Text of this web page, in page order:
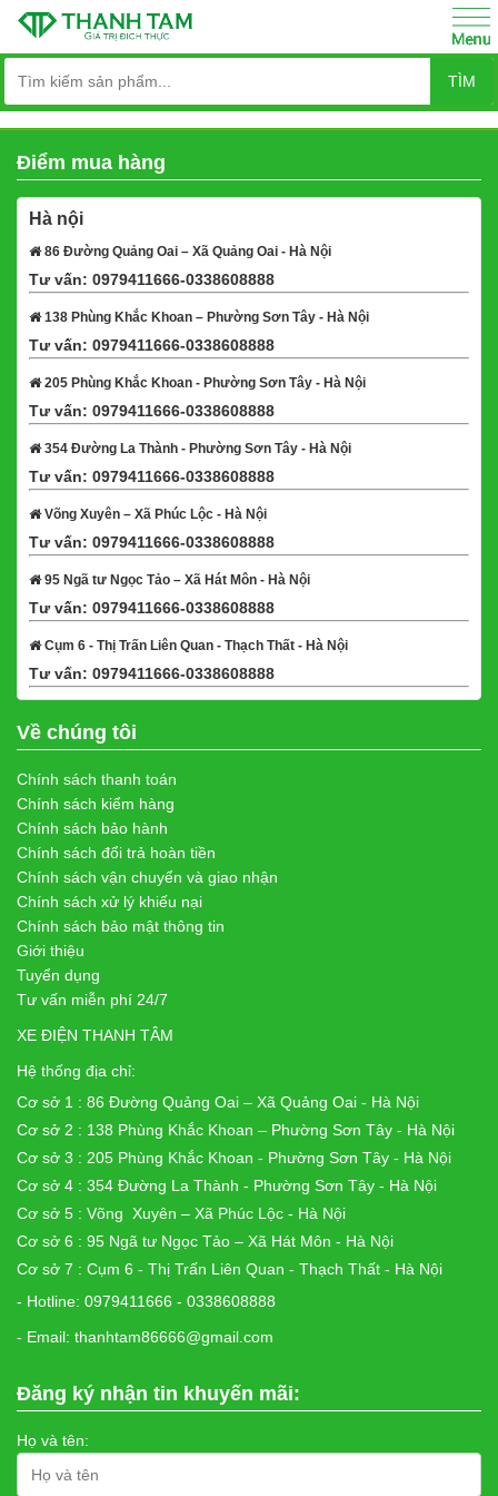
TÌM
Điểm mua hàng
Hà nội
86 Đường Quảng Oai – Xã Quảng Oai - Hà Nội
Tư vấn: 0979411666-0338608888
138 Phùng Khắc Khoan – Phường Sơn Tây - Hà Nội
Tư vấn: 0979411666-0338608888
205 Phùng Khắc Khoan - Phường Sơn Tây - Hà Nội
Tư vấn: 0979411666-0338608888
354 Đường La Thành - Phường Sơn Tây - Hà Nội
Tư vấn: 0979411666-0338608888
Võng Xuyên – Xã Phúc Lộc - Hà Nội
Tư vấn: 0979411666-0338608888
95 Ngã tư Ngọc Tảo – Xã Hát Môn - Hà Nội
Tư vấn: 0979411666-0338608888
Cụm 6 - Thị Trấn Liên Quan - Thạch Thất - Hà Nội
Tư vấn: 0979411666-0338608888
Về chúng tôi
Chính sách thanh toán
Chính sách kiểm hàng
Chính sách bảo hành
Chính sách đổi trả hoàn tiền
Chính sách vận chuyển và giao nhận
Chính sách xử lý khiếu nại
Chính sách bảo mật thông tin
Giới thiệu
Tuyển dụng
Tư vấn miễn phí 24/7
XE ĐIỆN THANH TÂM
Hệ thống địa chỉ:
Cơ sở 1 : 86 Đường Quảng Oai – Xã Quảng Oai - Hà Nội
Cơ sở 2 : 138 Phùng Khắc Khoan – Phường Sơn Tây - Hà Nội
Cơ sở 3 : 205 Phùng Khắc Khoan - Phường Sơn Tây - Hà Nội
Cơ sở 4 : 354 Đường La Thành - Phường Sơn Tây - Hà Nội
Cơ sở 5 : Võng Xuyên – Xã Phúc Lộc - Hà Nội
Cơ sở 6 : 95 Ngã tư Ngọc Tảo – Xã Hát Môn - Hà Nội
Cơ sở 7 : Cụm 6 - Thị Trấn Liên Quan - Thạch Thất - Hà Nội
- Hotline: 0979411666 - 0338608888
- Email: thanhtam86666@gmail.com
Đăng ký nhận tin khuyến mãi:
Họ và tên: